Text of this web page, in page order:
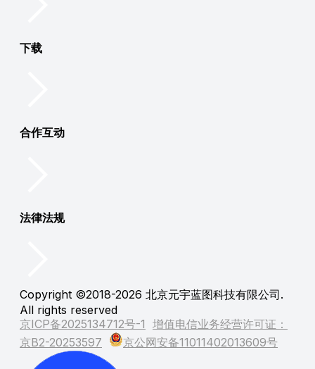
下载
合作互动
法律法规
Copyright ©2018-2026 北京元宇蓝图科技有限公司.
All rights reserved
京ICP备2025134712号-1 增值电信业务经营许可证：
京B2-20253597
京公网安备11011402013609号